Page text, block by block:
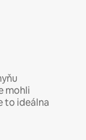
mohli
to ideálna